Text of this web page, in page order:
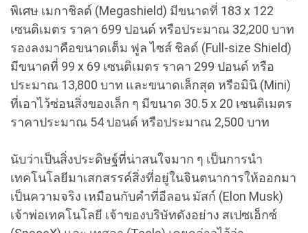
พิเศษ เมกาชิลด์ (Megashield) มีขนาดที่ 183 x 122
เซนติเมตร ราคา 699 ปอนด์ หรือประมาณ 32,200 บาท
รองลงมาคือขนาดเต็ม ฟูล ไซส์ ชิลด์ (Full-size Shield)
มีขนาดที่ 99 x 69 เซนติเมตร ราคา 299 ปอนด์ หรือ
ประมาณ 13,800 บาท และขนาดเล็กสุด หรือมินิ (Mini)
ที่เอาไว้ซ่อนสิ่งของเล็ก ๆ มีขนาด 30.5 x 20 เซนติเมตร
ราคาประมาณ 54 ปอนด์ หรือประมาณ 2,500 บาท
นับว่าเป็นสิ่งประดิษฐ์ที่น่าสนใจมาก ๆ เป็นการนำ
เทคโนโลยีมาเสกสรรค์สิ่งที่อยู่ในจินตนาการให้ออกมา
เป็นความจริง เหมือนกับคำที่อีลอน มัสก์ (Elon Musk)
เจ้าพ่อเทคโนโลยี เจ้าของบริษัทดังอย่าง สเปซเอ็กซ์